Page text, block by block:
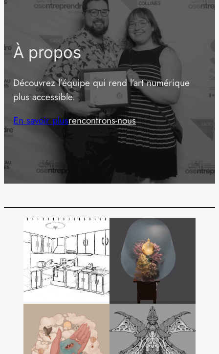
À propos
Découvrez l’équipe qui rend l’art numérique
plus accessible.
En savoir plusrencontrons-nous